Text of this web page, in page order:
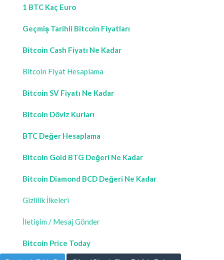
1 BTC Kaç Euro
Geçmiş Tarihli Bitcoin Fiyatları
Bitcoin Cash Fiyatı Ne Kadar
Bitcoin Fiyat Hesaplama
Bitcoin SV Fiyatı Ne Kadar
Bitcoin Döviz Kurları
BTC Değer Hesaplama
Bitcoin Gold BTG Değeri Ne Kadar
Bitcoin Diamond BCD Değeri Ne Kadar
Gizlilik İlkeleri
İletişim / Mesaj Gönder
Bitcoin Price Today